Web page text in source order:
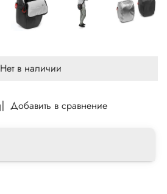
Нет в наличии
Добавить в сравнение